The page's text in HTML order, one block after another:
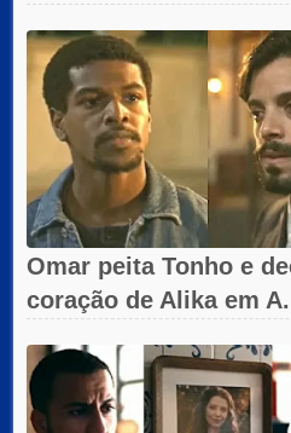
Omar peita Tonho e
coração de Alika em